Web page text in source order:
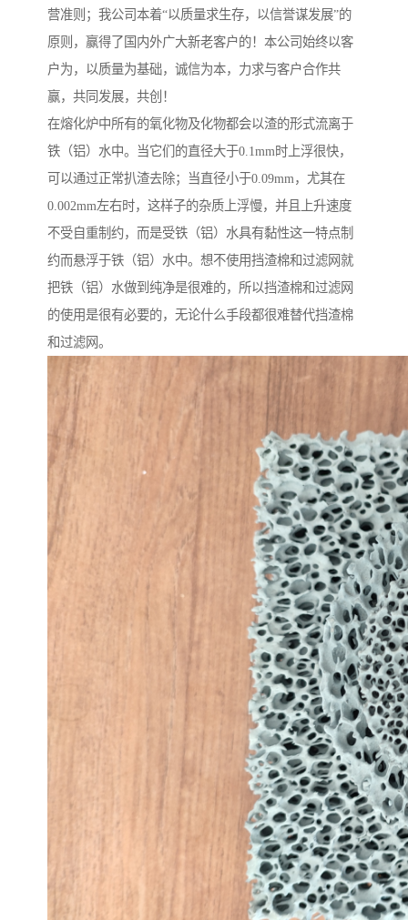
营准则；我公司本着“以质量求生存，以信誉谋发展”的
原则，赢得了国内外广大新老客户的！本公司始终以客
户为，以质量为基础，诚信为本，力求与客户合作共
赢，共同发展，共创！
在熔化炉中所有的氧化物及化物都会以渣的形式流离于
铁（铝）水中。当它们的直径大于0.1mm时上浮很快，
可以通过正常扒渣去除；当直径小于0.09mm，尤其在
0.002mm左右时，这样子的杂质上浮慢，并且上升速度
不受自重制约，而是受铁（铝）水具有黏性这一特点制
约而悬浮于铁（铝）水中。想不使用挡渣棉和过滤网就
把铁（铝）水做到纯净是很难的，所以挡渣棉和过滤网
的使用是很有必要的，无论什么手段都很难替代挡渣棉
和过滤网。